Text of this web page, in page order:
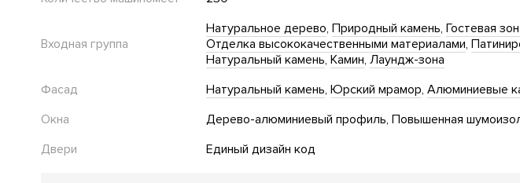
Входная группа
Натуральное дерево Природный камень Гостевая
Отделка высококачественными материалами
Натуральный камень Камин Лаундж-зона
Фасад
Натуральный камень Юрский мрамор Алюминиевые
Окна
Дерево-алюминиевый профиль Повышенная
Двери
Единый дизайн код